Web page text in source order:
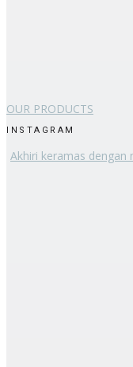
OUR PRODUCTS
INSTAGRAM
Akhiri keramas dengan